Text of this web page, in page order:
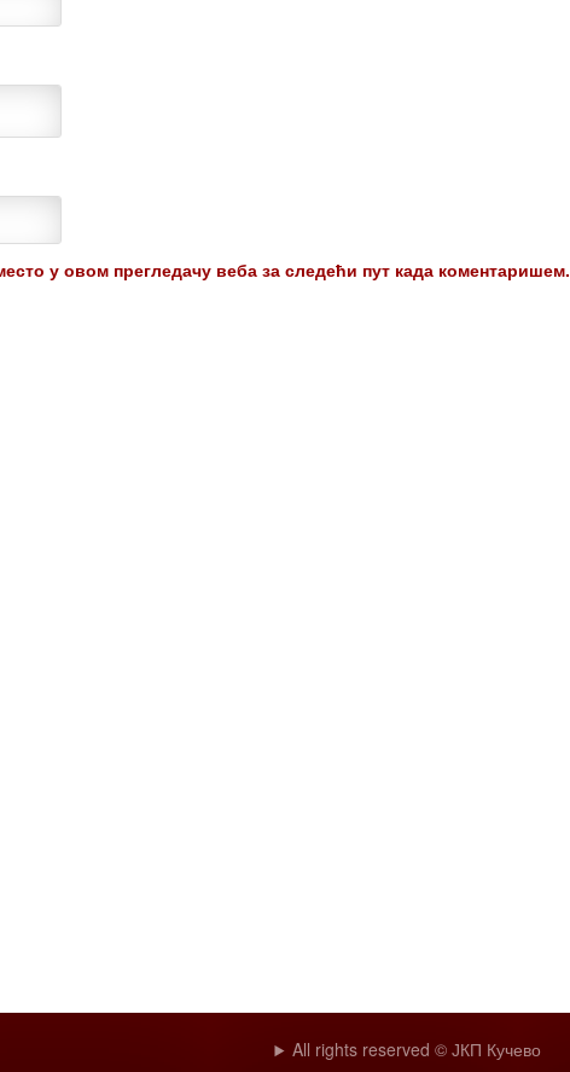
у овом прегледачу веба за следећи пут када коментаришем.
All rights reserved © ЈКП Кучево